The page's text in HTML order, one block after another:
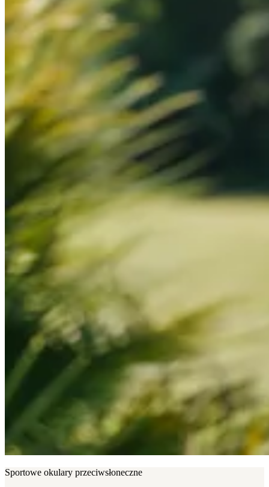
Sportowe okulary przeciwsłoneczne